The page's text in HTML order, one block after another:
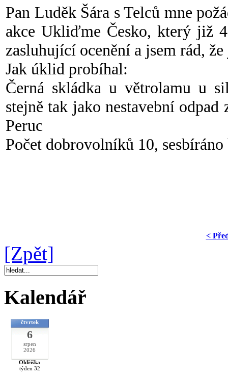
Pan Luděk Šára s Telců mne
akce Ukliďme Česko, který již
zasluhující ocenění a jsem rád,
Jak úklid probíhal:
Černá skládka u větrolamu u
stejně tak jako nestavební
Peruc
Počet dobrovolníků 10,
<
[Zpět]
Kalendář
čtvrtek
6
srpen
2026
Oldřiška
týden 32